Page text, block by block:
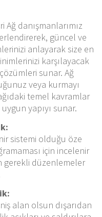
danışmanlarımız
güncel ve
anlayarak size en
karşılayacak
sunar. Ağ
veya kurmayı
temel kavramlar
yapıyı sunar.
sistemi olduğu öze
için incelenir
gerekli düzenlemeler
alan olsun dışarıdan